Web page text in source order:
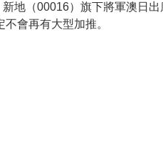
地（00016）旗下將軍澳日
會再有大型加推。